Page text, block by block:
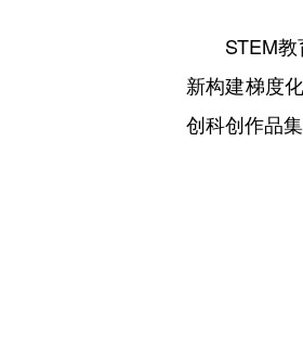
STEM教育
新构建梯度
创科创作品